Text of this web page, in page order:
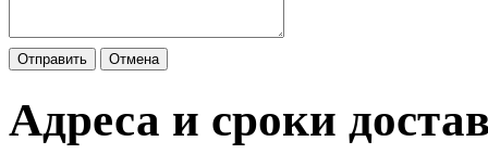
Отправить Отмена
Адреса и сроки